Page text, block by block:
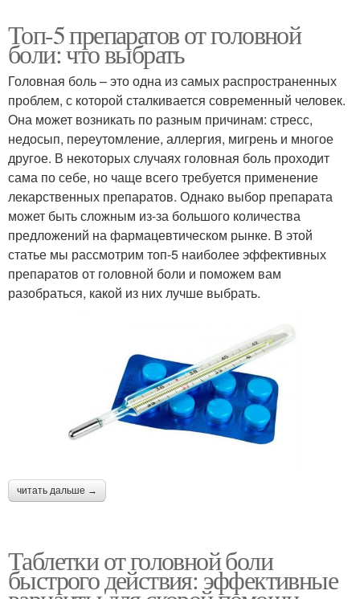
Топ-5 препаратов от головной
боли: что выбрать
Головная боль – это одна из самых распространенных
проблем, с которой сталкивается современный человек.
Она может возникать по разным причинам: стресс,
недосып, переутомление, аллергия, мигрень и многое
другое. В некоторых случаях головная боль проходит
сама по себе, но чаще всего требуется применение
лекарственных препаратов. Однако выбор препарата
может быть сложным из-за большого количества
предложений на фармацевтическом рынке. В этой
статье мы рассмотрим топ-5 наиболее эффективных
препаратов от головной боли и поможем вам
разобраться, какой из них лучше выбрать.
читать дальше →
Таблетки от головной боли
быстрого действия: эффективные